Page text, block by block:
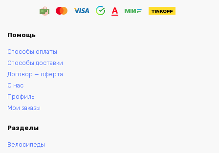
Помощь
Способы оплаты
Способы доставки
Договор — оферта
О нас
Профиль
Мои заказы
Разделы
Велосипеды